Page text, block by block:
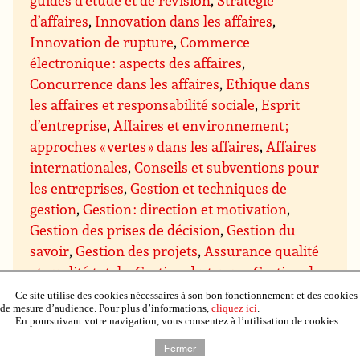
d’affaires, Innovation dans les affaires,
Innovation de rupture,Commerce
électronique : aspects des affaires,
Concurrence dans les affaires,Ethique dans
les affaires et responsabilité sociale,Esprit
d’entreprise,Affaires et environnement ;
approches « vertes » dans les affaires,Affaires
internationales,Conseils et subventions pour
les entreprises,Gestion et techniques de
gestion,Gestion : direction et motivation,
Gestion des prises de décision,Gestion du
savoir,Gestion des projets,Assurance qualité
et qualité totale,Gestion du temps,Gestion de
domaines particuliers,Gestion budgétaire et
financière,Gestion du personnel et des
ressources humaines,Gestion de l’immobilier,
de la propriété et du matériel
Ce site utilise des cookies nécessaires à son bon fonctionnement et des cookies
de mesure d’audience. Pour plus d’informations, cliquez ici.
En poursuivant votre navigation, vous consentez à l’utilisation de cookies.
Fermer